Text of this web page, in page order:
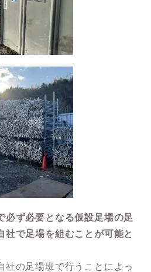
必ず必要となる仮設足場の足
社で足場を組むことが可能と
社の足場班で行うことによっ